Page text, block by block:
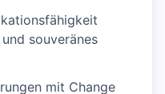
souveränes
mit Change